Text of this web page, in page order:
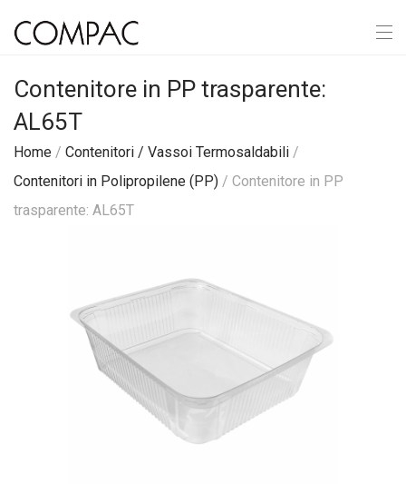
Contenitore in PP trasparente:
AL65T
Home / Contenitori / Vassoi Termosaldabili /
Contenitori in Polipropilene (PP) / Contenitore in PP
trasparente: AL65T